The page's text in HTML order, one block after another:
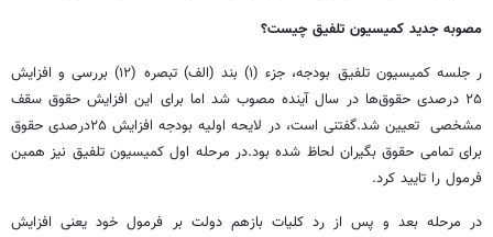
مصوبه جدید کمیسیون تلفیق چیست؟
ر جلسه کمیسیون تلفیق بودجه، جزء (۱) بند (الف) تبصره (۱۲) بررسی و افزایش
۲۵ درصدی حقوق‌ها در سال آینده مصوب شد اما برای این افزایش حقوق سقف
مشخصی تعیین شد.گفتنی است، در لایحه اولیه بودجه افزایش ۲۵درصدی حقوق
برای تمامی حقوق بگیران لحاظ شده بود.در مرحله اول کمیسیون تلفیق نیز همین
فرمول را تایید کرد.
در مرحله بعد و پس از رد کلیات بازهم دولت بر فرمول خود یعنی افزایش